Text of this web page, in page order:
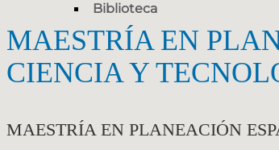
Biblioteca
MAESTRÍA EN
CIENCIA Y
MAESTRÍA EN PLANEACIÓN